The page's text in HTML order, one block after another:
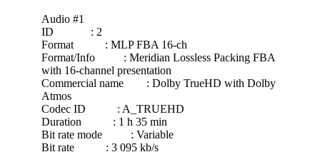
Audio #1
ID : 2
Format : MLP FBA 16-ch
Format/Info : Meridian Lossless Packing FBA
with 16-channel presentation
Commercial name : Dolby TrueHD with Dolby
Atmos
Codec ID : A_TRUEHD
Duration : 1 h 35 min
Bit rate mode : Variable
Bit rate : 3 095 kb/s